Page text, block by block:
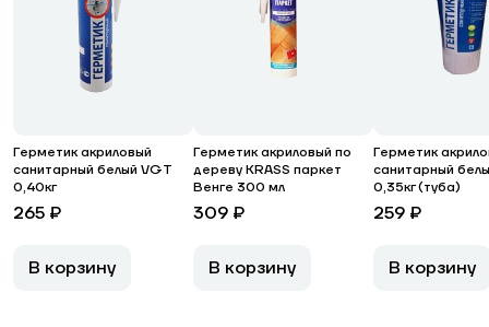
Герметик акриловый
санитарный белый VGT
0,40кг
265 ₽
В корзину
Герметик акриловый по
дереву KRASS паркет
Венге 300 мл
309 ₽
В корзину
Герметик
санитарный
0,35кг (туба)
259 ₽
В корзину